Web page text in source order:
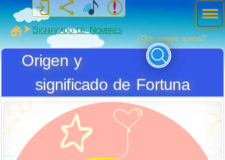
MiSabueso
Significado de Nombres
¿Qué nombre buscas?
Origen y
significado de Fortuna
Men
ú